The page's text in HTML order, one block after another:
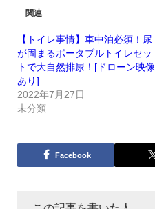
関連
【トイレ事情】車中泊必須！尿
が固まるポータブルトイレセッ
トで大自然排尿！[ドローン映像
あり]
2022年7月27日
未分類
Facebook